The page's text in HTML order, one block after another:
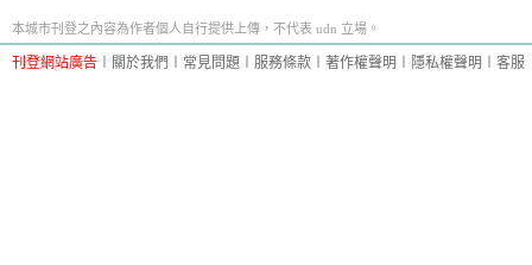
本城市刊登之內容為作者個人自行提供上傳，不代表 udn 立場。
刊登網站廣告 關於我們 常見問題 服務條款 著作權聲明 隱私權聲明 客服